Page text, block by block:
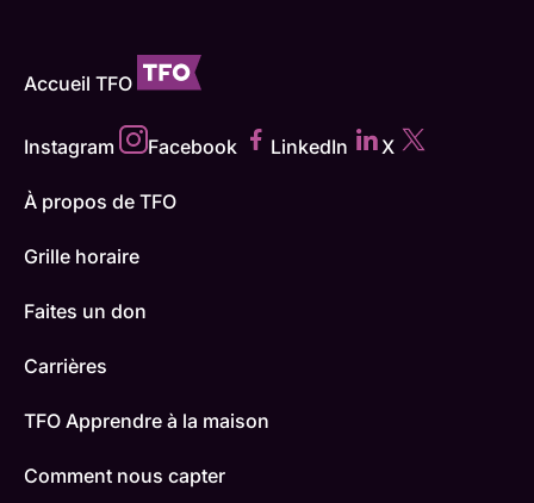
Accueil TFO
Instagram Facebook LinkedIn X
À propos de TFO
Grille horaire
Faites un don
Carrières
TFO Apprendre à la maison
Comment nous capter